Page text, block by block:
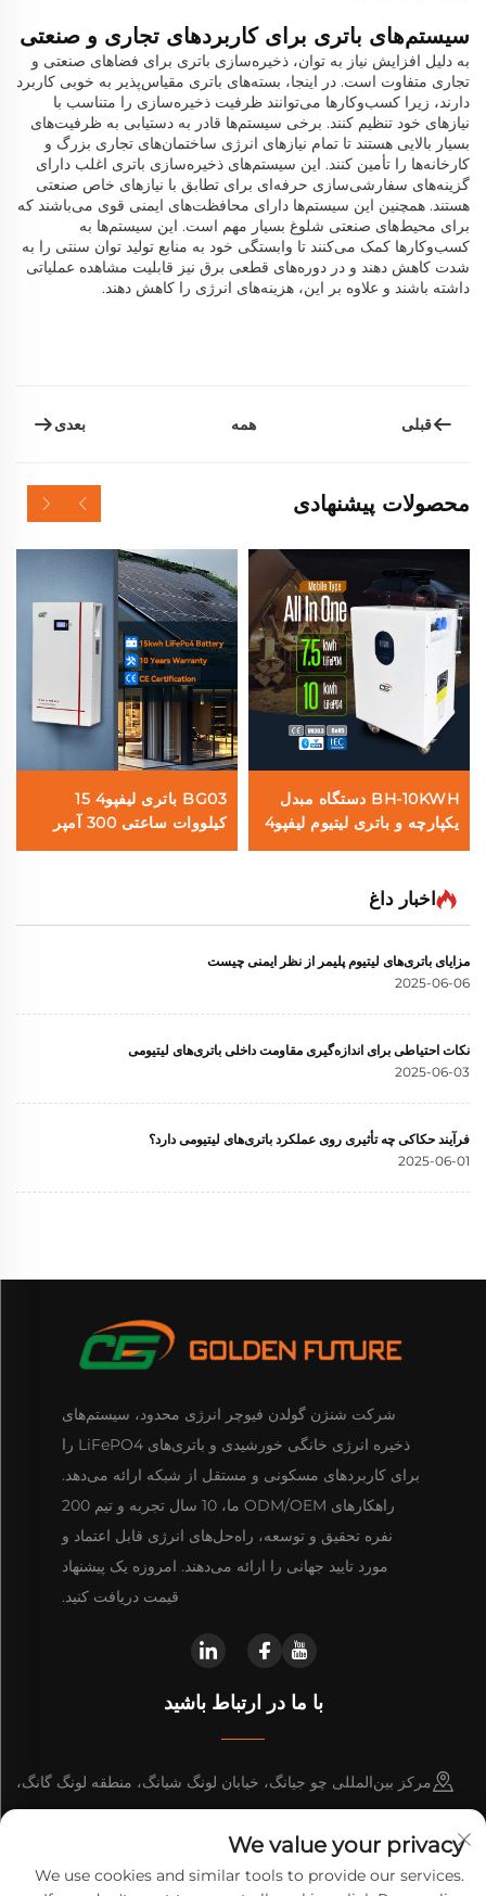
سیستم‌های باتری برای کاربردهای تجاری و صنعتی
به دلیل افزایش نیاز به توان، ذخیره‌سازی باتری برای فضاهای صنعتی و
تجاری متفاوت است. در اینجا، بسته‌های باتری مقیاس‌پذیر به خوبی کاربرد
دارند، زیرا کسب‌وکارها می‌توانند ظرفیت ذخیره‌سازی را متناسب با
نیازهای خود تنظیم کنند. برخی سیستم‌ها قادر به دستیابی به ظرفیت‌های
بسیار بالایی هستند تا تمام نیازهای انرژی ساختمان‌های تجاری بزرگ و
کارخانه‌ها را تأمین کنند. این سیستم‌های ذخیره‌سازی باتری اغلب دارای
گزینه‌های سفارشی‌سازی حرفه‌ای برای تطابق با نیازهای خاص صنعتی
هستند. همچنین این سیستم‌ها دارای محافظت‌های ایمنی قوی می‌باشند که
برای محیط‌های صنعتی شلوغ بسیار مهم است. این سیستم‌ها به
کسب‌وکارها کمک می‌کنند تا وابستگی خود به منابع تولید توان سنتی را به
شدت کاهش دهند و در دوره‌های قطعی برق نیز قابلیت مشاهده عملیاتی
داشته باشند و علاوه بر این، هزینه‌های انرژی را کاهش دهند.
قبلی همه بعدی
محصولات پیشنهادی
BH-10KWH دستگاه مبدل
یکپارچه و باتری لیتیوم لیفپو4
51.2 ولت 7.5 کیلووات ساعتی
ذخیره انرژی خانگی
BG03 باتری لیفپو4 15
کیلووات ساعتی 300 آمپر
ساعتی با قابلیت نصب روی
اخبار داغ
مزایای باتری‌های لیتیوم پلیمر از نظر ایمنی چیست
2025-06-06
نکات احتیاطی برای اندازه‌گیری مقاومت داخلی باتری‌های لیتیومی
2025-06-03
فرآیند حکاکی چه تأثیری روی عملکرد باتری‌های لیتیومی دارد؟
2025-06-01
شرکت شنژن گولدن فیوچر انرژی محدود، سیستم‌های
ذخیره انرژی خانگی خورشیدی و باتری‌های LiFePO4 را
برای کاربردهای مسکونی و مستقل از شبکه ارائه می‌دهد.
راهکارهای ODM/OEM ما، 10 سال تجربه و تیم 200
نفره تحقیق و توسعه، راه‌حل‌های انرژی قابل اعتماد و
مورد تایید جهانی را ارائه می‌دهند. امروزه یک پیشنهاد
قیمت دریافت کنید.
با ما در ارتباط باشید
مرکز بین‌المللی چو جیانگ، خیابان لونگ شیانگ، منطقه لونگ گانگ،
شهر شنژن، چین
We value your privacy
We use cookies and similar tools to provide our services.